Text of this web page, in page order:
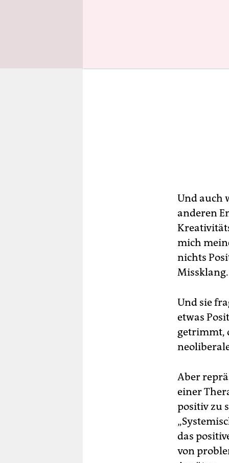
Und auch
anderen
mich
nichts
Missklang.
Und sie
etwas
getrimmt,
Aber
einer
positiv zu
das
von